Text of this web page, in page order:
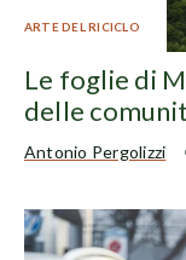
ARTE DEL RICICLO
Le foglie di
delle
Antonio Pergolizzi